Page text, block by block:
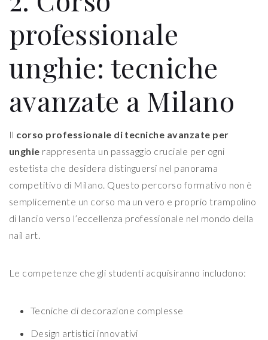
professionale
unghie: tecniche
avanzate a Milano
Il corso professionale di tecniche avanzate per
unghie rappresenta un passaggio cruciale per ogni
estetista che desidera distinguersi nel panorama
competitivo di Milano. Questo percorso formativo non è
semplicemente un corso ma un vero e proprio trampolino
di lancio verso l’eccellenza professionale nel mondo della
nail art.
Le competenze che gli studenti acquisiranno includono:
Tecniche di decorazione complesse
Design artistici innovativi